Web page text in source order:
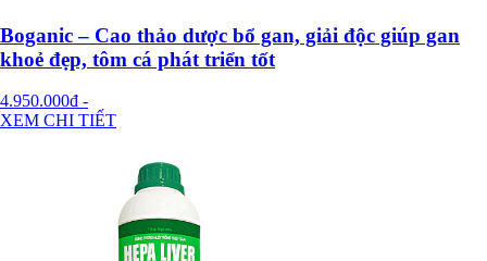
Boganic – Cao thảo dược bổ gan, giải độc giúp gan
khoẻ đẹp, tôm cá phát triển tốt
4.950.000đ -
XEM CHI TIẾT